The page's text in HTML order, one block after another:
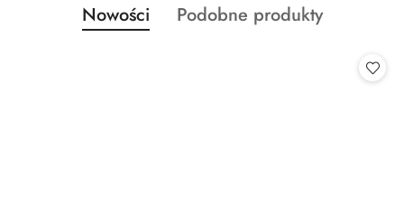
Pomiń karuzelę produktów
Produkty
o
Nowości
Produkty
Podobne produkty